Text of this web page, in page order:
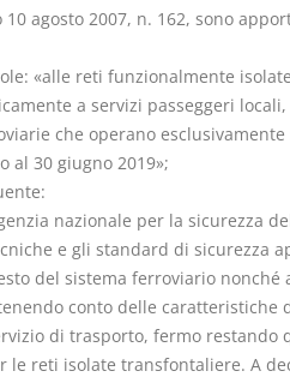
agosto 2007, n. 162, sono
«alle reti funzionalmente
a servizi passeggeri
che operano esclusivamente
al 30 giugno 2019»;
nazionale per la sicurezza
e gli standard di sicurezza
del sistema ferroviario nonché
conto delle caratteristiche
di trasporto, fermo restando
reti isolate transfontaliere. A
€
Usufrutto
Abitazione
D. Minussi